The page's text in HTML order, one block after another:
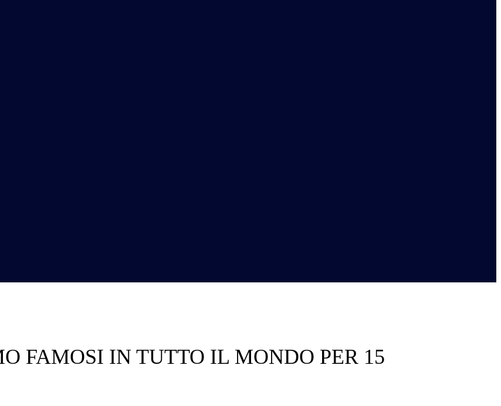
FAMOSI IN TUTTO IL MONDO PER 15